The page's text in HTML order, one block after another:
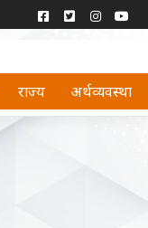
राज्य अर्थव्यवस्था